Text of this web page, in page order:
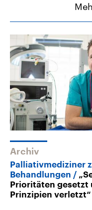
Archiv
Palliativmediziner
Behandlungen
Prioritäten gesetzt
Prinzipien verletzt“